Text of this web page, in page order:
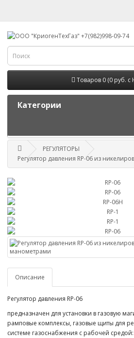
Товаров 0 (0 руб. с
Категории
РЕГУЛЯТОРЫ
Регулятор давления RP-06 из
Описание
Регулятор давления RP-06
предназначен для установки в газовую
рамповые комплексы, газовые щиты для
системе газоснабжения с рабочей